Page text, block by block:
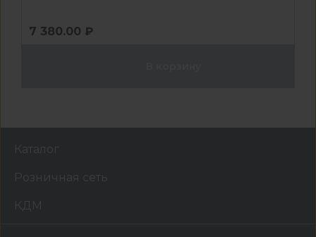
7 380.00 ₽
Каталог
Розничная сеть
КДМ